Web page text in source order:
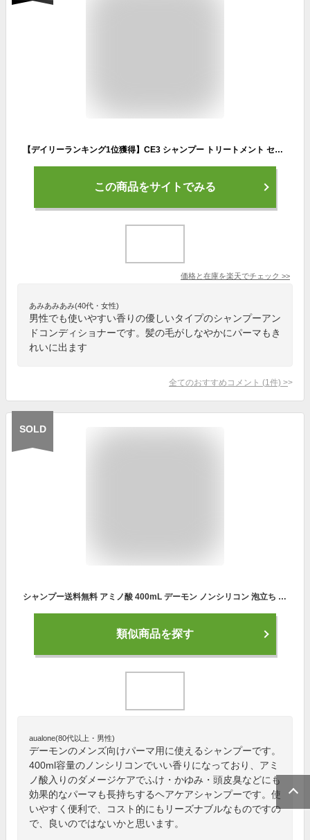
【デイリーランキング1位獲得】CE3 シャンプー トリートメント セット 750g 800ml 2点 セット ノンシリコン カラー パーマ おすすめ 美容室 さらさらフォード つめかえ 人気 弱酸性 髪質 改善 匂い メンズ くせ毛 白髪 染め 詰替え
この商品をサイトでみる
価格と在庫を楽天でチェック >>
あみあみあみ(40代・女性)
男性でも使いやすい香りの優しいタイプのシャンプーアン
ドコンディショナーです。髪の毛がしなやかにパーマもき
れいに出ます
全てのおすすめコメント (1 件) >
SOLD
シャンプー送料無料 アミノ酸 400mL デーモン ノンシリコン 泡立ち ダメージ パーマ 臭い いい香り メンズ 男性 フケ防止 かゆみ 抜け毛 彼氏 プレゼント 冷やしシャンプー クレンジング 毛穴 頭皮臭 クール スカルプ パラベンフリー 安心
類似商品を探す
aualone(80代以上・男性)
デーモンのメンズ向けパーマ用に使えるシャンプーです。
400ml容量のノンシリコンでいい香りになっており、アミ
ノ酸入りのダメージケアでふけ・かゆみ・頭皮臭などにも
効果的なパーマも長持ちするヘアケアシャンプーです。使
いやすく便利で、コスト的にもリーズナブルなものですの
で、良いのではないかと思います。